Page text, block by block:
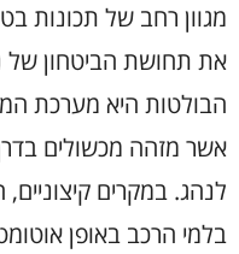
מגוון רחב של תכונות
את תחושת הביטחון של
הבולטות היא מערכת
אשר מזהה מכשולים
לנהג. במקרים
בלמי הרכב באופן